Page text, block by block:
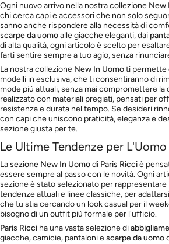
Ogni nuovo arrivo nella nostra collezione New
chi cerca capi e accessori che non solo
sanno anche rispondere alla necessità di
scarpe da uomoalle giacche eleganti, dai
di alta qualità, ogni articolo è scelto per
farti sentire sempre a tuo agio, senza
La nostra collezione New In Uomoti permette
modelli in esclusiva, che ti consentiranno di
mode più attuali, senza mai compromettere la
realizzato con materiali pregiati, pensati per
resistenza e durata nel tempo. Se desideri
con capi che uniscono praticità, eleganza e
sezione giusta per te.
Le Ultime Tendenze per
Lasezione New In Uomodi Paris Ricciè
essere sempre al passo con le novità. Ogni
sezione è stato selezionato per
tendenze attuali e linee classiche, per
che tu stia cercando un look casual per il
bisogno di un outfit più formale per l'ufficio.
Paris Ricci ha una vasta selezione di
giacche, camicie, pantaloni escarpe da uomo